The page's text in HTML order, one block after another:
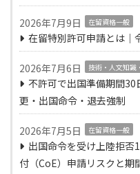
2026年7月9日 在留資格一般
在留特別許可申請とは｜
2026年7月6日 技術・人文知識
不許可で出国準備期間
更・出国命令・退去強制
2026年7月5日 在留資格一般
出国命令を受け上陸拒否
付（CoE）申請リスクと期